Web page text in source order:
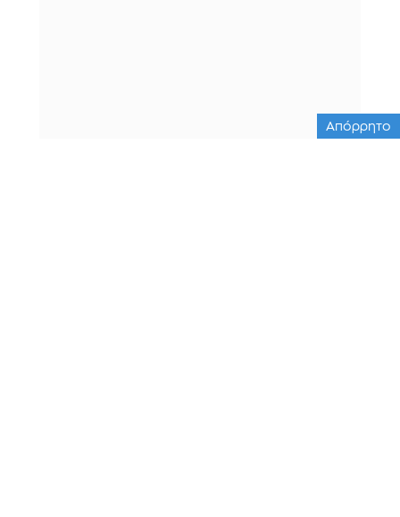
Απόρρητο